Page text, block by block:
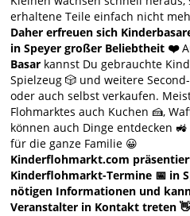
erhaltene Teile einfach nicht
Daher erfreuen sich
in Speyer großer Beliebtheit ❤️
Basar kannst Du gebrauchte
Spielzeug 🎲 und weitere
oder auch selbst verkaufen.
Flohmarktes auch Kuchen 🍰,
können auch Dinge entdecken
für die ganze Familie 😀
Kinderflohmarkt.com
Kinderflohmarkt-Termine 📅 in
nötigen Informationen und
Veranstalter in Kontakt treten